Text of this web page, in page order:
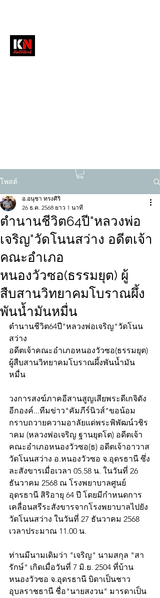
โพสต์
ตำนานชีวิต64ปี"หลวงพ่อ
เจริญ"วัดโนนสว่าง อดีตเจ้า
คณะอำเภอ
หนองวัวซอ(ธรรมยุต) ผู้
สืบสานวิทยาคมโบราณผึ้ง
พันน้ำมันหมื่น
อ.อนุชา ทรงศิริ
26 ธ.ค. 2568 ยาว 1 นาที
ตำนานชีวิต64ปี"หลวงพ่อเจริญ"วัดโนน
สว่าง
อดีตเจ้าคณะอำเภอหนองวัวซอ(ธรรมยุต)
ผู้สืบสานวิทยาคมโบราณผึ้งพันน้ำมัน
หมื่น
วงการสงฆ์ภาคอีสานสูญเสียพระดีเกจิดัง
อีกองค์...ทีมข่าว"คัมภีร์นิวส์"ขอน้อม
กราบถวายความอาลัยแด่พระพิพัฒน์วชิร
าคม (หลวงพ่อเจริญ ฐานยุตโต) อดีตเจ้า
คณะอำเภอหนองวัวซอ(ธ) อดีตเจ้าอาวาส
วัดโนนสว่าง อ.หนองวัวซอ จ.อุดรธานี ซึ่ง
ละสังขารเมื่อเวลา 05.58 น. ในวันที่ 26
ธันวาคม 2568 ณ โรงพยาบาลศูนย์
อุดรธานี สิริอายุ 64 ปี โดยมีกำหนดการ
เคลื่อนสรีระสังขารจากโรงพยาบาลไปยัง
วัดโนนสว่าง ในวันที่ 27 ธันวาคม 2568​
เวลาประมาณ 11.00 น.
ท่านมีนามเดิมว่า "เจริญ" นามสกุล "สา
รักษ์" เกิดเมื่อวันที่ 7 มิ.ย. 2504 ที่บ้าน
หนองวัวซอ จ.อุดรธานี บิดาเป็นชาว
อุบลราชธานี ชื่อ"นายสงวน" มารดาเป็น